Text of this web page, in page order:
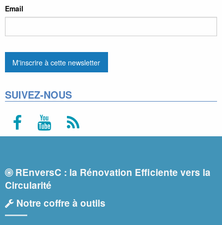
Email
SUIVEZ-NOUS
REnversC : la Rénovation Efficiente vers la
Circularité
Notre coffre à outils